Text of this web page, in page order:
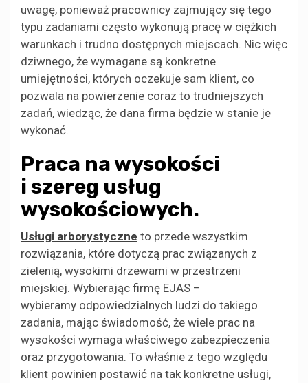
uwagę, ponieważ pracownicy zajmujący się tego
typu zadaniami często wykonują pracę w ciężkich
warunkach i trudno dostępnych miejscach. Nic więc
dziwnego, że wymagane są konkretne
umiejętności, których oczekuje sam klient, co
pozwala na powierzenie coraz to trudniejszych
zadań, wiedząc, że dana firma będzie w stanie je
wykonać.
Praca na wysokości
i szereg usług
wysokościowych.
Usługi arborystyczne to przede wszystkim
rozwiązania, które dotyczą prac związanych z
zielenią, wysokimi drzewami w przestrzeni
miejskiej. Wybierając firmę EJAS –
wybieramy odpowiedzialnych ludzi do takiego
zadania, mając świadomość, że wiele prac na
wysokości wymaga właściwego zabezpieczenia
oraz przygotowania. To właśnie z tego względu
klient powinien postawić na tak konkretne usługi,